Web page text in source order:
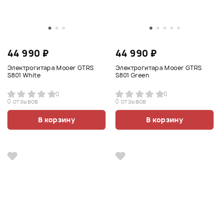
44 990 ₽
Электрогитара Mooer GTRS
S801 White
0
0 отзывов
В корзину
44 990 ₽
Электрогитара Mooer GTRS
S801 Green
0
0 отзывов
В корзину